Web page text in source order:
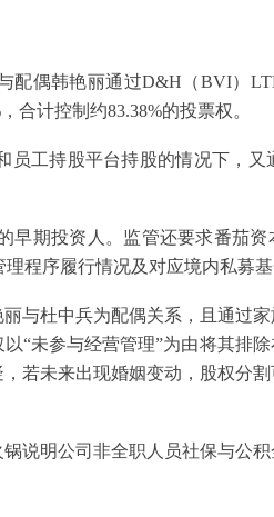
配偶韩艳丽通过D&H（BVI）
合计控制约83.38%的投票权。
工持股平台持股的情况下，又
早期投资人。监管还要求番茄
程序履行情况及对应境内私募
与杜中兵为配偶关系，且通过
“未参与经营管理”为由将其排
若未来出现婚姻变动，股权分
说明公司非全职人员社保与公